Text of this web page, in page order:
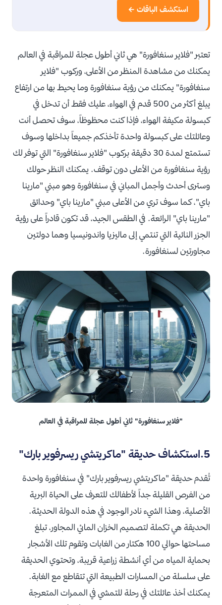
استكشف الباقات ←
تعتبر "فلاير سنغافورة" هي ثاني أطول عجلة للمراقبة في العالم
يمكنك من مشاهدة المنظر من الأعلى، وركوب "فلاير
سنغافورة" يمكنك من رؤية سنغافورة وما يحيط بها من ارتفاع
يبلغ أكثر من 500 قدم في الهواء، عليك فقط أن تدخل في
كبسولة مكيفة الهواء، فإذا كنت محظوظاً، سوف تحصل أنت
وعائلتك على كبسولة واحدة تأخذكم جميعاً بداخلها وسوف
تستمتع لمدة 30 دقيقة بركوب "فلاير سنغافورة" التي توفر لك
رؤية سنغافورة من الأعلى دون توقف. يمكنك النظر حولك
وسترى أحدث وأجمل المباني في سنغافورة وهو مبني "مارينا
باي"، كما سوف تري من الأعلى مبني "مارينا باي" وحدائق
"مارينا باي" الرائعة. في الطقس الجيد، قد تكون قادراً على رؤية
الجزر النائية التي تنتمي إلى ماليزيا واندونيسيا وهما دولتين
مجاورتين لسنغافورة.
"فلاير سنغافورة" ثاني أطول عجلة للمراقبة في العالم
5.استكشاف حديقة "ماكريتشي ريسرفوير بارك"
تُقدم حديقة "ماكريتشي ريسرفوير بارك" في سنغافورة واحدة
من الفرص القليلة جداً لأطفالك للتعرف على الحياة البرية
الأصلية، وهذا الشيء نادر الوجود في هذه الدولة الحديثة.
الحديقة هي تكملة لتصميم الخزان المائي المجاور، تبلغ
مساحتها حوالي 100 هكتار من الغابات وتقوم تلك الأشجار
بحماية المياه من أي أنشطة زراعية قريبة، وتحتوي الحديقة
على سلسلة من المسارات الطبيعة التي تتقاطع مع الغابة.
يمكنك أخذ عائلتك في رحلة للتمشي في الممرات المتعرجة